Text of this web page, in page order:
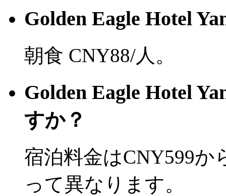
Golden Eagle Hotel
朝食 CNY88/人。
Golden Eagle Hotel
すか？
宿泊料金はCNY599
って異なります。